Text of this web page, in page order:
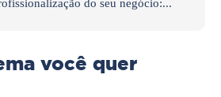
do seu negócio:...
você quer